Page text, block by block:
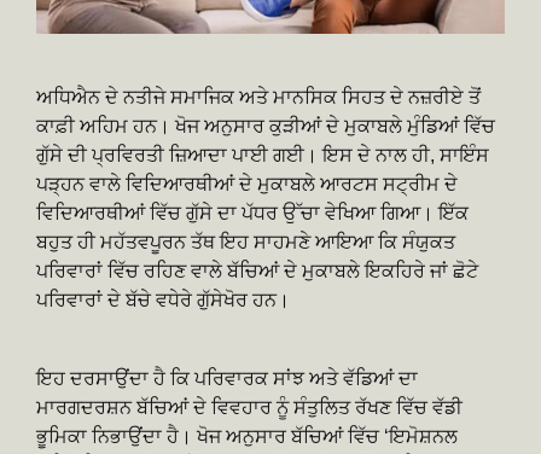
ਅਧਿਐਨ ਦੇ ਨਤੀਜੇ ਸਮਾਜਿਕ ਅਤੇ ਮਾਨਸਿਕ ਸਿਹਤ ਦੇ ਨਜ਼ਰੀਏ ਤੋਂ
ਕਾਫ਼ੀ ਅਹਿਮ ਹਨ। ਖੋਜ ਅਨੁਸਾਰ ਕੁੜੀਆਂ ਦੇ ਮੁਕਾਬਲੇ ਮੁੰਡਿਆਂ ਵਿੱਚ
ਗੁੱਸੇ ਦੀ ਪ੍ਰਵਿਰਤੀ ਜ਼ਿਆਦਾ ਪਾਈ ਗਈ। ਇਸ ਦੇ ਨਾਲ ਹੀ, ਸਾਇੰਸ
ਪੜ੍ਹਨ ਵਾਲੇ ਵਿਦਿਆਰਥੀਆਂ ਦੇ ਮੁਕਾਬਲੇ ਆਰਟਸ ਸਟ੍ਰੀਮ ਦੇ
ਵਿਦਿਆਰਥੀਆਂ ਵਿੱਚ ਗੁੱਸੇ ਦਾ ਪੱਧਰ ਉੱਚਾ ਵੇਖਿਆ ਗਿਆ। ਇੱਕ
ਬਹੁਤ ਹੀ ਮਹੱਤਵਪੂਰਨ ਤੱਥ ਇਹ ਸਾਹਮਣੇ ਆਇਆ ਕਿ ਸੰਯੁਕਤ
ਪਰਿਵਾਰਾਂ ਵਿੱਚ ਰਹਿਣ ਵਾਲੇ ਬੱਚਿਆਂ ਦੇ ਮੁਕਾਬਲੇ ਇਕਹਿਰੇ ਜਾਂ ਛੋਟੇ
ਪਰਿਵਾਰਾਂ ਦੇ ਬੱਚੇ ਵਧੇਰੇ ਗੁੱਸੇਖੋਰ ਹਨ।
ਇਹ ਦਰਸਾਉਂਦਾ ਹੈ ਕਿ ਪਰਿਵਾਰਕ ਸਾਂਝ ਅਤੇ ਵੱਡਿਆਂ ਦਾ
ਮਾਰਗਦਰਸ਼ਨ ਬੱਚਿਆਂ ਦੇ ਵਿਵਹਾਰ ਨੂੰ ਸੰਤੁਲਿਤ ਰੱਖਣ ਵਿੱਚ ਵੱਡੀ
ਭੂਮਿਕਾ ਨਿਭਾਉਂਦਾ ਹੈ। ਖੋਜ ਅਨੁਸਾਰ ਬੱਚਿਆਂ ਵਿੱਚ ‘ਇਮੋਸ਼ਨਲ